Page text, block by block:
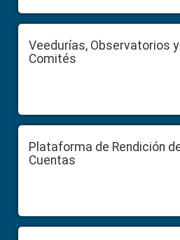
Veedurías, Observatorios y
Comités
Plataforma de Rendición
Cuentas